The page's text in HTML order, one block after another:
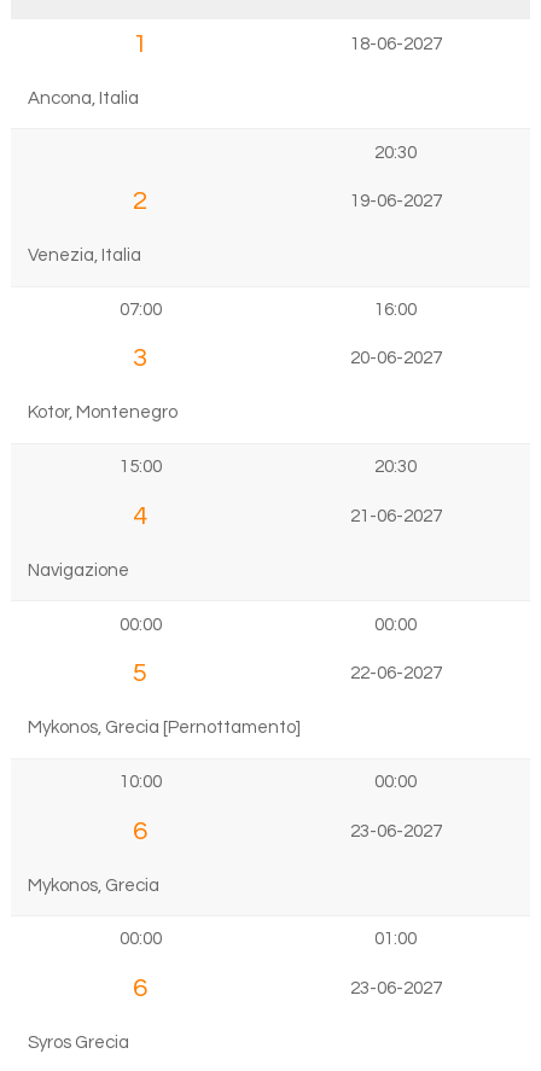
1 18-06-2027
Ancona, Italia
20:30
2 19-06-2027
Venezia, Italia
07:00 16:00
3 20-06-2027
Kotor, Montenegro
15:00 20:30
4 21-06-2027
Navigazione
00:00 00:00
5 22-06-2027
Mykonos, Grecia [Pernottamento]
10:00 00:00
6 23-06-2027
Mykonos, Grecia
00:00 01:00
6 23-06-2027
Syros Grecia